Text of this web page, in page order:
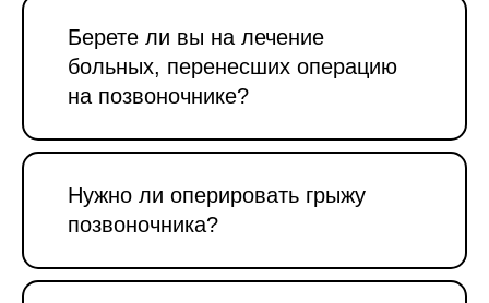
Берете ли вы на лечение
больных, перенесших операцию
на позвоночнике?
Нужно ли оперировать грыжу
позвоночника?